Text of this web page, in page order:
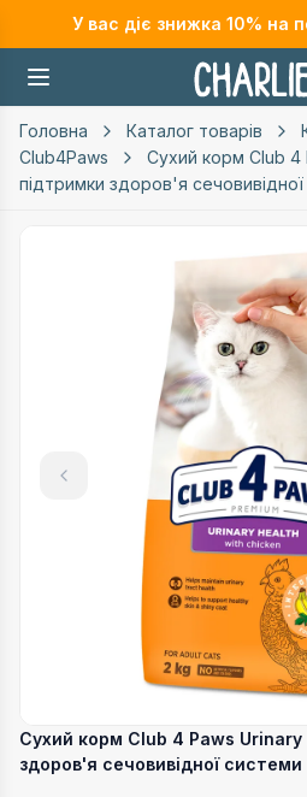
У вас діє знижка 10% на
Головна Каталог товарів
Club4Paws
Сухий корм Club 4
підтримки здоров'я
Сухий корм Club 4 Paws
здоров'я сечовивідної системи